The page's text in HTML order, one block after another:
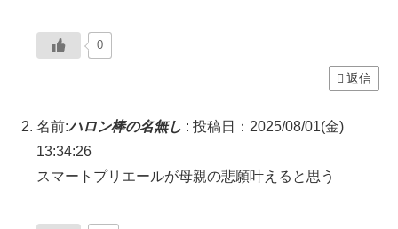
0
返信
名前:ハロン棒の名無し : 投稿日：2025/08/01(金)
13:34:26
スマートプリエールが母親の悲願叶えると思う